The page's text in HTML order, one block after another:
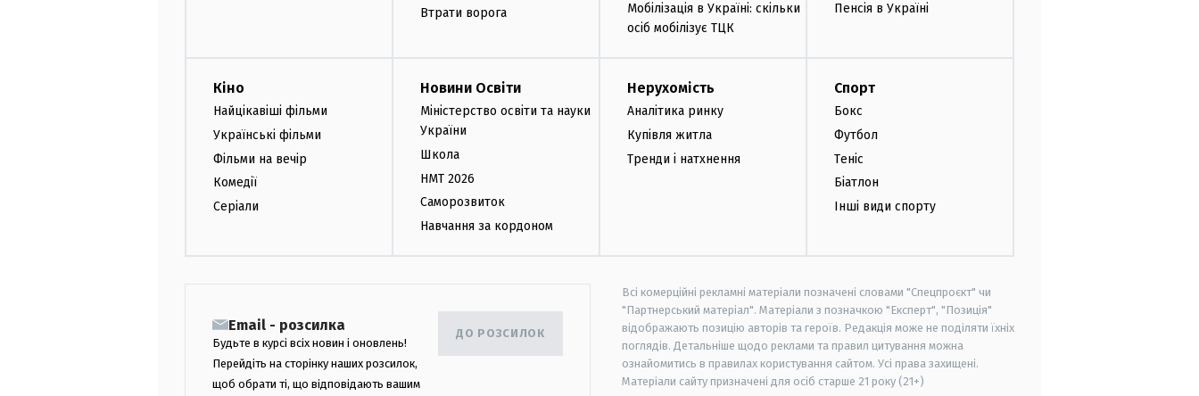
Втрати ворога
Мобілізація в Україні: скільки
осіб мобілізує ТЦК
Пенсія в Україні
Кіно
Найцікавіші фільми
Українські фільми
Фільми на вечір
Комедії
Серіали
Новини Освіти
Міністерство освіти та науки
України
Школа
НМТ 2026
Саморозвиток
Навчання за кордоном
Нерухомість
Аналітика ринку
Купівля житла
Тренди і натхнення
Спорт
Бокс
Футбол
Теніс
Біатлон
Інші види спорту
Email - розсилка
Будьте в курсі всіх новин і оновлень!
Перейдіть на сторінку наших розсилок,
щоб обрати ті, що відповідають вашим
ДО РОЗСИЛОК
Всі комерційні рекламні матеріали позначені словами "Спецпроєкт" чи
"Партнерський матеріал". Матеріали з позначкою "Експерт", "Позиція"
відображають позицію авторів та героїв. Редакція може не поділяти їхніх
поглядів. Детальніше щодо реклами та правил цитування можна
ознайомитись в правилах користування сайтом. Усі права захищені.
Матеріали сайту призначені для осіб старше 21 року (21+)